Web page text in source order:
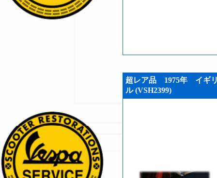
超レア品 1975年 イギ
ル (VSH2399)